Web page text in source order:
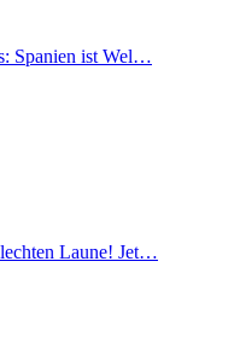
Spanien ist Wel…
Laune! Jet…